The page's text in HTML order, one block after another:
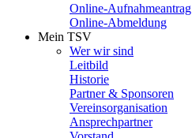
Online-Aufnahmeantrag
Online-Abmeldung
Mein TSV
Wer wir sind
Leitbild
Historie
Partner & Sponsoren
Vereinsorganisation
Ansprechpartner